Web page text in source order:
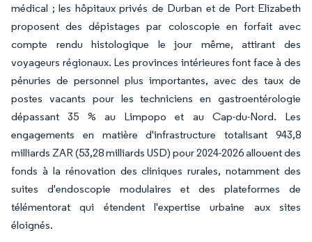
médical ; les hôpitaux privés de Durban et de Port Elizabeth
proposent des dépistages par coloscopie en forfait avec
compte rendu histologique le jour même, attirant des
voyageurs régionaux. Les provinces intérieures font face à des
pénuries de personnel plus importantes, avec des taux de
postes vacants pour les techniciens en gastroentérologie
dépassant 35 % au Limpopo et au Cap-du-Nord. Les
engagements en matière d'infrastructure totalisant 943,8
milliards ZAR (53,28 milliards USD) pour 2024-2026 allouent des
fonds à la rénovation des cliniques rurales, notamment des
suites d'endoscopie modulaires et des plateformes de
télémentorat qui étendent l'expertise urbaine aux sites
éloignés.